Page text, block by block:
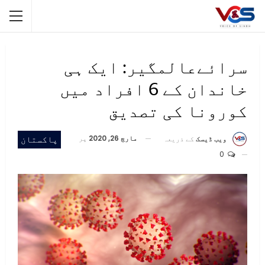
سرائےعالمگیر: ایک ہی
خاندان کے 6 افراد میں
کورونا کی تصدیق
پاکستان ویب ڈیسک کے ذریعہ مارچ 26, 2020
پر